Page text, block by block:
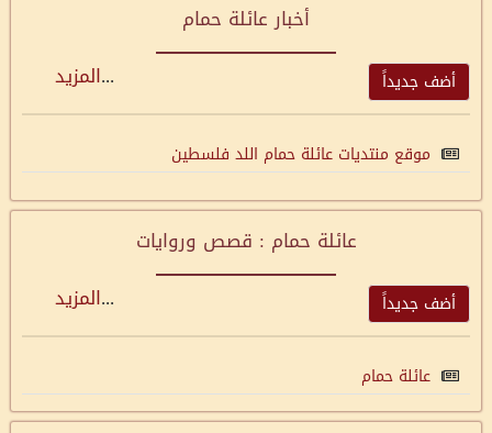
أخبار عائلة حمام
أضف جديداً ...المزيد
موقع منتديات عائلة حمام اللد فلسطين
عائلة حمام : قصص وروايات
أضف جديداً ...المزيد
عائلة حمام